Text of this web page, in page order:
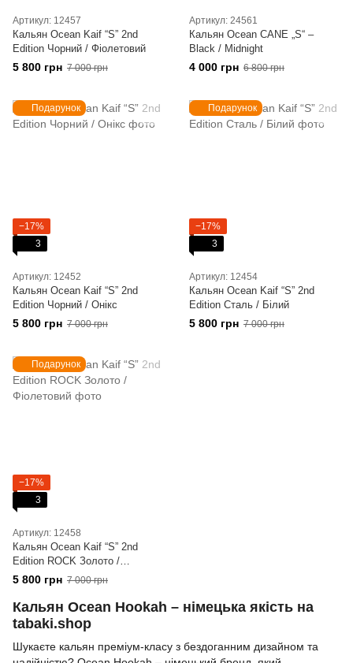
Артикул: 12457
Кальян Ocean Kaif “S” 2nd
Edition Чорний / Фіолетовий
5 800 грн 7 000 грн
Артикул: 24561
Кальян Ocean CANE „S“ –
Black / Midnight
4 000 грн 6 800 грн
Подарунок
−17%
3
Артикул: 12452
Кальян Ocean Kaif “S” 2nd
Edition Чорний / Онікс
5 800 грн 7 000 грн
Подарунок
−17%
3
Артикул: 12454
Кальян Ocean Kaif “S” 2nd
Edition Сталь / Білий
5 800 грн 7 000 грн
Подарунок
−17%
3
Артикул: 12458
Кальян Ocean Kaif “S” 2nd
Edition ROCK Золото /
Фіолетовий
5 800 грн 7 000 грн
Кальян Ocean Hookah – німецька якість на
tabaki.shop
Шукаєте кальян преміум-класу з бездоганним дизайном та